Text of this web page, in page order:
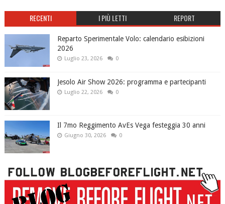
RECENTI I PIÙ LETTI REPORT
Reparto Sperimentale Volo: calendario esibizioni
2026
Luglio 23, 2026 0
Jesolo Air Show 2026: programma e partecipanti
Luglio 22, 2026 0
Il 7mo Reggimento AvEs Vega festeggia 30 anni
Giugno 30, 2026 0